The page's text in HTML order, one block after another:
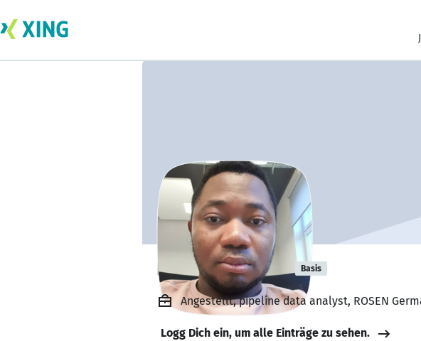
Nkemata Andy Basis
Angestellt, pipeline data analyst, ROSEN
Logg Dich ein, um alle Einträge zu sehen.